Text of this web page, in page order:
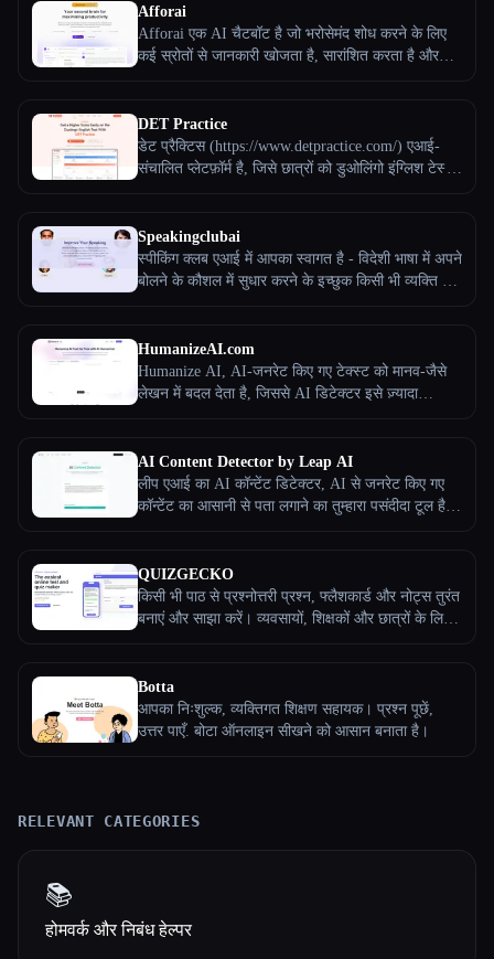
Afforai
Afforai एक AI चैटबॉट है जो भरोसेमंद शोध करने के लिए
कई स्रोतों से जानकारी खोजता है, सारांशित करता है और
DET Practice
डेट प्रैक्टिस (https://www.detpractice.com/) एआई-
संचालित प्लेटफ़ॉर्म है, जिसे छात्रों को डुओलिंगो इंग्लिश टेस्ट
विशेषताएं यहां दी गई हैं और साथ ही इसकी AI क्षमताओं पर
ध्यान दिया गया है:
Speakingclubai
स्पीकिंग क्लब एआई में आपका स्वागत है - विदेशी भाषा में अपने
बोलने के कौशल में सुधार करने के इच्छुक किसी भी व्यक्ति के
पार्टनर के साथ अपने वार्तालाप कौशल का अभ्यास कर सकते
हैं।
HumanizeAI.com
Humanize AI, AI-जनरेट किए गए टेक्स्ट को मानव-जैसे
लेखन में बदल देता है, जिससे AI डिटेक्टर इसे ज़्यादा
SEO के लिए प्रामाणिक सामग्री बनाने के लिए यह बहुत
बढ़िया है।
AI Content Detector by Leap AI
लीप एआई का AI कॉन्टेंट डिटेक्टर, AI से जनरेट किए गए
कॉन्टेंट का आसानी से पता लगाने का तुम्हारा पसंदीदा टूल है।
इस काम को आसान बनाता है। नवीनतम एलएलएम मॉडल का
उपयोग करते हुए, यह आसानी से एआई-जनरेट की गई सामग्री
का सटीक विश्लेषण करता है और उसकी पहचान करता है।
QUIZGECKO
किसी भी पाठ से प्रश्नोत्तरी प्रश्न, फ्लैशकार्ड और नोट्स तुरंत
बनाएं और साझा करें। व्यवसायों, शिक्षकों और छात्रों के लिए
Botta
आपका निःशुल्क, व्यक्तिगत शिक्षण सहायक। प्रश्न पूछें,
उत्तर पाएँ. बोटा ऑनलाइन सीखने को आसान बनाता है।
RELEVANT CATEGORIES
📚
होमवर्क और निबंध हेल्पर